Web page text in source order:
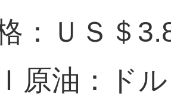
：ＵＳ
原油：ド